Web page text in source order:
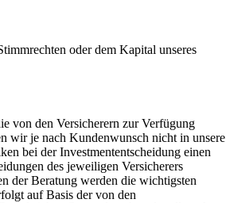
oder dem Kapital unseres
von den Versicherern zur Verfügung
wir je nach Kundenwunsch nicht in unsere
bei der Investmententscheidung einen
des jeweiligen Versicherers
der Beratung werden die wichtigsten
auf Basis der von den